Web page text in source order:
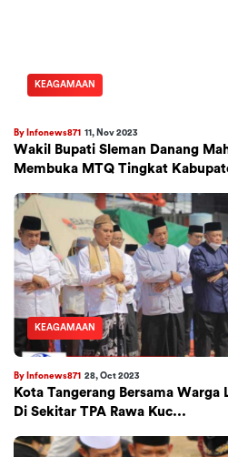
KEAGAMAAN
By Infonews871 11, Nov 2023
Wakil Bupati Sleman Danang
Membuka MTQ Tingkat
KEAGAMAAN
By Infonews871 28, Oct 2023
Kota Tangerang Bersama Warga
Di Sekitar TPA Rawa Kuc...